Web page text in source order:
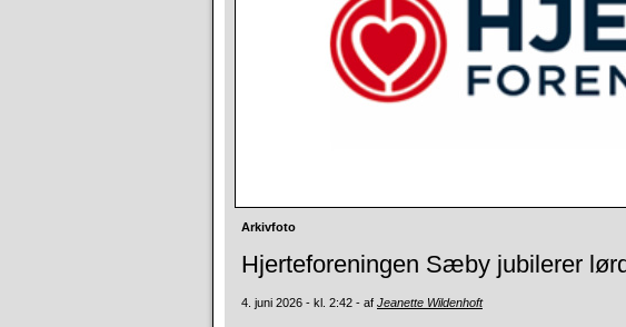
Arkivfoto
Hjerteforeningen Sæby jubilerer
4. juni 2026 - kl. 2:42 - af Jeanette Wildenhoft